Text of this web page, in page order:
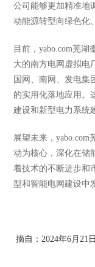
公司能够更加精准地
动能源转型向绿色化
目前，yabo.com芜
大的南方电网虚拟电
国网、南网、发电集
的实用化落地应用。
建设和新型电力系统
展望未来，
动为核心，深化在储
着技术的不断进步和
型和智能电网建设中
摘自：2024年6月21